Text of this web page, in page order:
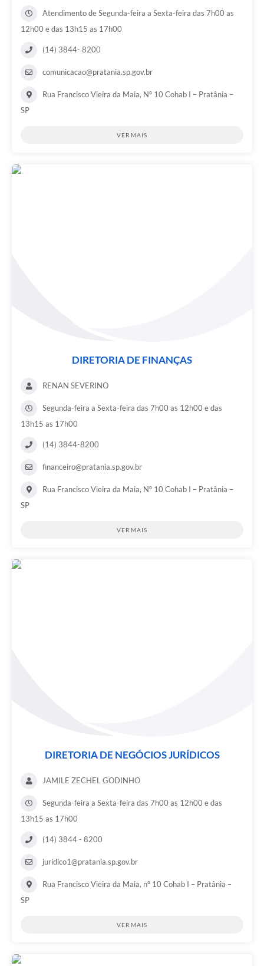
Atendimento de Segunda-feira a Sexta-feira das 7h00 as
12h00 e das 13h15 as 17h00
(14) 3844- 8200
comunicacao@pratania.sp.gov.br
Rua Francisco Vieira da Maia, Nº 10 Cohab I – Pratânia –
SP
VER MAIS
DIRETORIA DE FINANÇAS
RENAN SEVERINO
Segunda-feira a Sexta-feira das 7h00 as 12h00 e das
13h15 as 17h00
(14) 3844-8200
financeiro@pratania.sp.gov.br
Rua Francisco Vieira da Maia, Nº 10 Cohab I – Pratânia –
SP
VER MAIS
DIRETORIA DE NEGÓCIOS JURÍDICOS
JAMILE ZECHEL GODINHO
Segunda-feira a Sexta-feira das 7h00 as 12h00 e das
13h15 as 17h00
(14) 3844 - 8200
juridico1@pratania.sp.gov.br
Rua Francisco Vieira da Maia, nº 10 Cohab I – Pratânia –
SP
VER MAIS